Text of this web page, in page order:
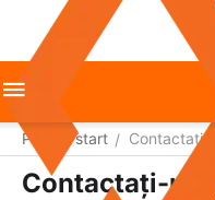
Pagina start / Contactați-
Contactați-ne